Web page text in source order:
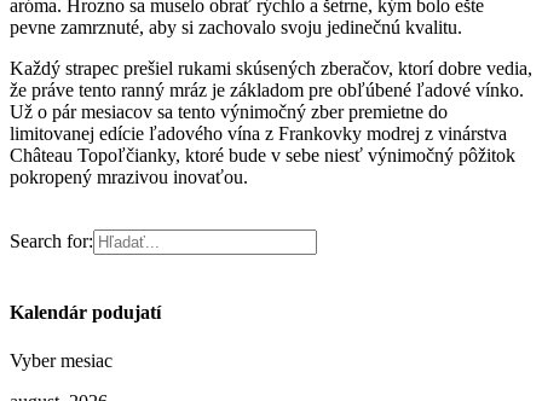
aróma. Hrozno sa muselo obrať rýchlo a šetrne, kým bolo ešte
pevne zamrznuté, aby si zachovalo svoju jedinečnú kvalitu.
Každý strapec prešiel rukami skúsených zberačov, ktorí dobre vedia,
že práve tento ranný mráz je základom pre obľúbené ľadové vínko.
Už o pár mesiacov sa tento výnimočný zber premietne do
limitovanej edície ľadového vína z Frankovky modrej z vinárstva
Château Topoľčianky, ktoré bude v sebe niesť výnimočný pôžitok
pokropený mrazivou inovaťou.
Search for:
Kalendár podujatí
Vyber mesiac